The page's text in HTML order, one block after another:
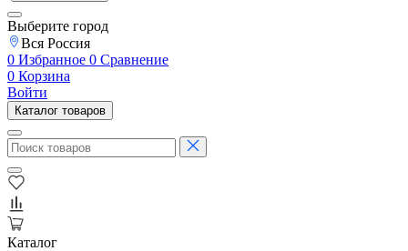
Выберите город
Вся Россия
0 Избранное 0 Сравнение
0 Корзина
Войти
Каталог товаров
Каталог